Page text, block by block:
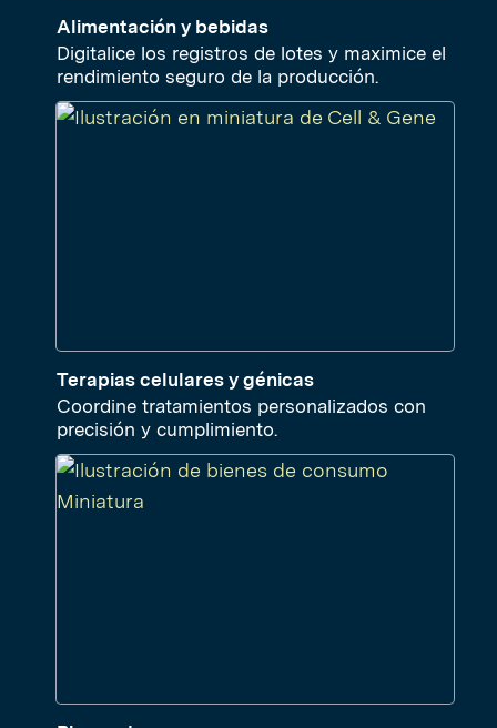
Alimentación y bebidas
Digitalice los registros de lotes y maximice el
rendimiento seguro de la producción.
Terapias celulares y génicas
Coordine tratamientos personalizados con
precisión y cumplimiento.